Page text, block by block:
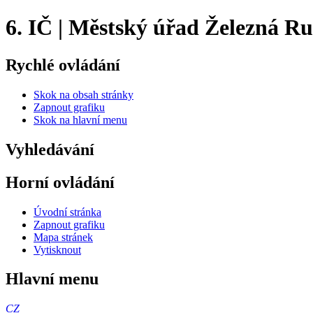
6. IČ | Městský úřad Železná
Rychlé ovládání
Skok na obsah stránky
Zapnout grafiku
Skok na hlavní menu
Vyhledávání
Horní ovládání
Úvodní stránka
Zapnout grafiku
Mapa stránek
Vytisknout
Hlavní menu
CZ